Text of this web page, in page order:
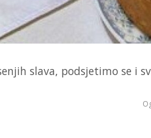
slava, podsjetimo se i